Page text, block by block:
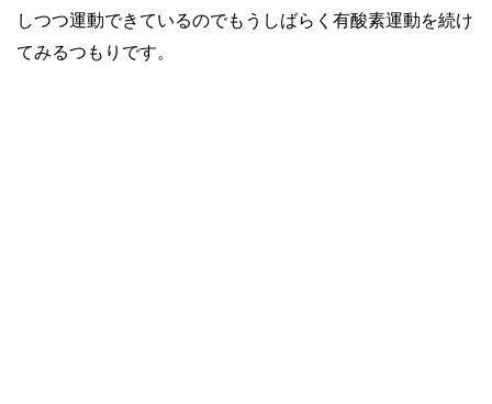
しつつ運動できているのでもうしばらく有酸素運動を続け
てみるつもりです。